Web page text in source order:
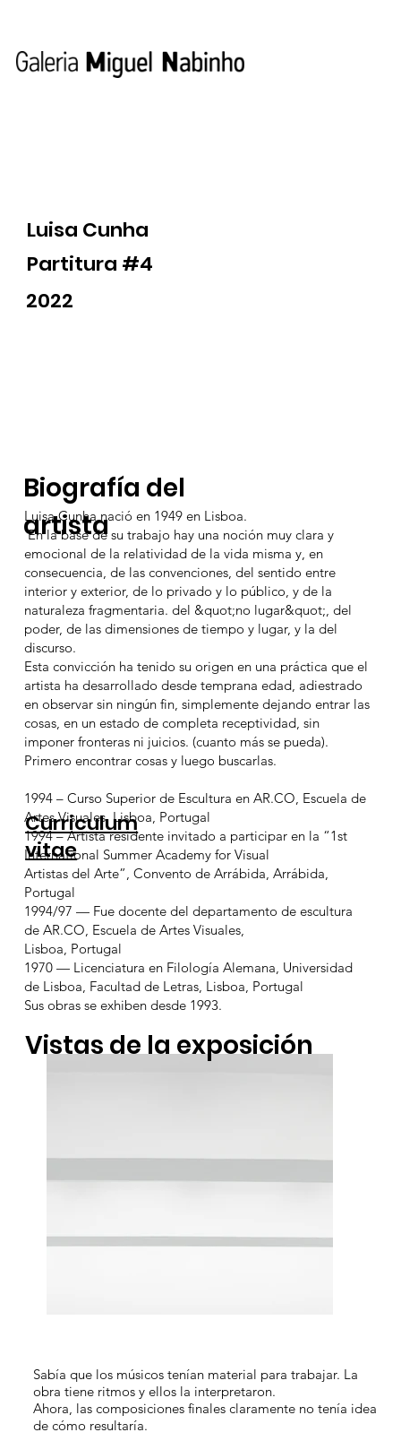
Luisa Cunha
Partitura #4
2022
Vistas de la exposición
Luisa Cunha nació en 1949 en Lisboa.
En la base de su trabajo hay una noción muy clara y
emocional de la relatividad de la vida misma y, en
consecuencia, de las convenciones, del sentido entre
interior y exterior, de lo privado y lo público, y de la
naturaleza fragmentaria. del &quot;no lugar&quot;, del
poder, de las dimensiones de tiempo y lugar, y la del
discurso.
Esta convicción ha tenido su origen en una práctica que el
artista ha desarrollado desde temprana edad, adiestrado
en observar sin ningún fin, simplemente dejando entrar las
cosas, en un estado de completa receptividad, sin
imponer fronteras ni juicios. (cuanto más se pueda).
Primero encontrar cosas y luego buscarlas.
1994 – Curso Superior de Escultura en AR.CO, Escuela de
Artes Visuales, Lisboa, Portugal
1994 – Artista residente invitado a participar en la “1st
International Summer Academy for Visual
Artistas del Arte”, Convento de Arrábida, Arrábida,
Portugal
1994/97 — Fue docente del departamento de escultura
de AR.CO, Escuela de Artes Visuales,
Lisboa, Portugal
1970 — Licenciatura en Filología Alemana, Universidad
de Lisboa, Facultad de Letras, Lisboa, Portugal
Sus obras se exhiben desde 1993.
Biografía del
artista
Curriculum
vitae
Sabía que los músicos tenían material para trabajar. La
obra tiene ritmos y ellos la interpretaron.
Ahora, las composiciones finales claramente no tenía idea
de cómo resultaría.